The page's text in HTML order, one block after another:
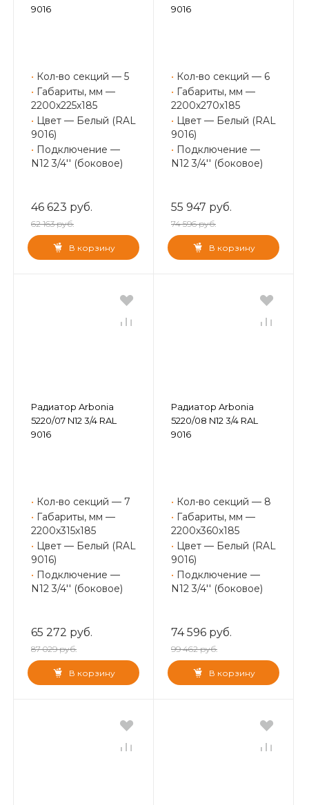
9016
• Кол-во секций — 5
• Габариты, мм —
2200x225x185
• Цвет — Белый (RAL
9016)
• Подключение —
N12 3/4'' (боковое)
46 623 руб.
62 163 руб.
В корзину
9016
• Кол-во секций — 6
• Габариты, мм —
2200x270x185
• Цвет — Белый (RAL
9016)
• Подключение —
N12 3/4'' (боковое)
55 947 руб.
74 596 руб.
В корзину
Радиатор Arbonia
5220/07 N12 3/4 RAL
9016
• Кол-во секций — 7
• Габариты, мм —
2200x315x185
• Цвет — Белый (RAL
9016)
• Подключение —
N12 3/4'' (боковое)
65 272 руб.
87 029 руб.
В корзину
Радиатор Arbonia
5220/08 N12 3/4 RAL
9016
• Кол-во секций — 8
• Габариты, мм —
2200x360x185
• Цвет — Белый (RAL
9016)
• Подключение —
N12 3/4'' (боковое)
74 596 руб.
99 462 руб.
В корзину